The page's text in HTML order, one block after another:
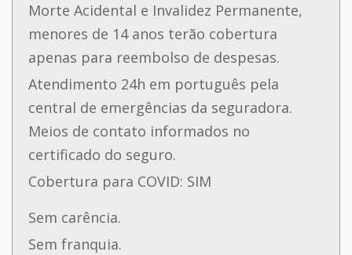
Morte Acidental e Invalidez Permanente,
menores de 14 anos terão cobertura
apenas para reembolso de despesas.
Atendimento 24h em português pela
central de emergências da seguradora.
Meios de contato informados no
certificado do seguro.
Cobertura para COVID: SIM
Sem carência.
Sem franquia.